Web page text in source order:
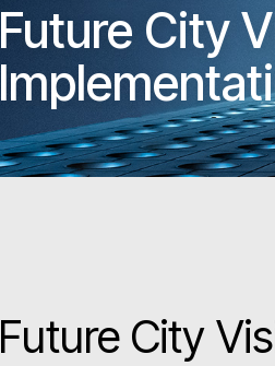
Future City
Future City